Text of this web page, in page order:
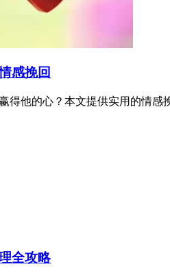
感挽回
得他的心？本文提供实用的情
全攻略